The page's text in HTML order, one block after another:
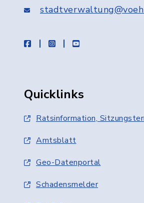
facebookinstagramyoutube
Quicklinks
Ratsinformation,
Amtsblatt
Geo-Datenportal
Schadensmelder